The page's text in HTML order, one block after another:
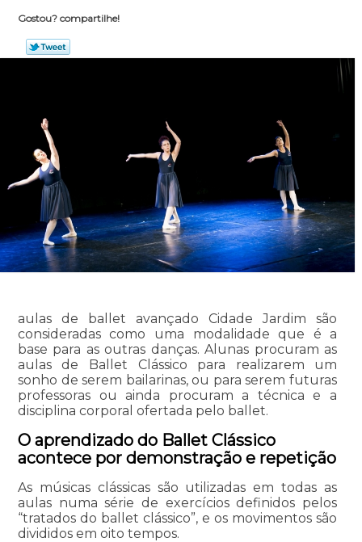
Gostou? compartilhe!
aulas de ballet avançado Cidade Jardim são
consideradas como uma modalidade que é a
base para as outras danças. Alunas procuram as
aulas de Ballet Clássico para realizarem um
sonho de serem bailarinas, ou para serem futuras
professoras ou ainda procuram a técnica e a
disciplina corporal ofertada pelo ballet.
O aprendizado do Ballet Clássico
acontece por demonstração e repetição
As músicas clássicas são utilizadas em todas as
aulas numa série de exercícios definidos pelos
“tratados do ballet clássico”, e os movimentos são
divididos em oito tempos.